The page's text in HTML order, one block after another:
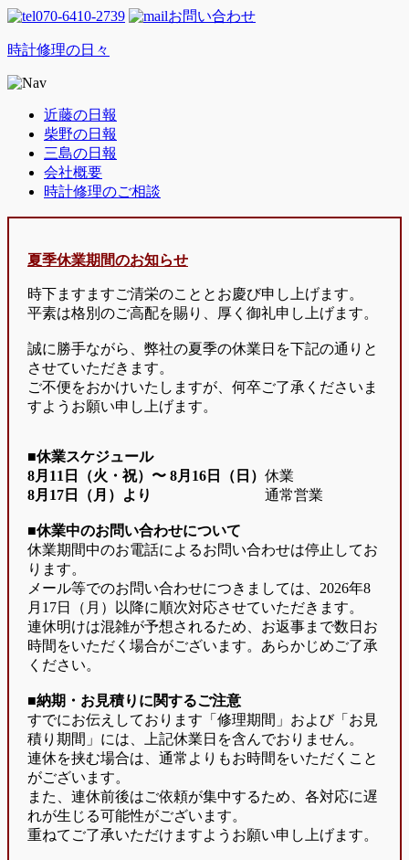
070-6410-2739 お問い合わせ
時計修理の日々
近藤の日報
柴野の日報
三島の日報
会社概要
時計修理のご相談
夏季休業期間のお知らせ
時下ますますご清栄のこととお慶び申し上げます。
平素は格別のご高配を賜り、厚く御礼申し上げます。
誠に勝手ながら、弊社の夏季の休業日を下記の通りと
させていただきます。
ご不便をおかけいたしますが、何卒ご了承くださいま
すようお願い申し上げます。
■休業スケジュール
8月11日（火・祝）〜 8月16日（日） 休業
8月17日（月）より
通常営業
■休業中のお問い合わせについて
休業期間中のお電話によるお問い合わせは停止してお
ります。
メール等でのお問い合わせにつきましては、2026年8
月17日（月）以降に順次対応させていただきます。
連休明けは混雑が予想されるため、お返事まで数日お
時間をいただく場合がございます。あらかじめご了承
ください。
■納期・お見積りに関するご注意
すでにお伝えしております「修理期間」および「お見
積り期間」には、上記休業日を含んでおりません。
連休を挟む場合は、通常よりもお時間をいただくこと
がございます。
また、連休前後はご依頼が集中するため、各対応に遅
れが生じる可能性がございます。
重ねてご了承いただけますようお願い申し上げます。